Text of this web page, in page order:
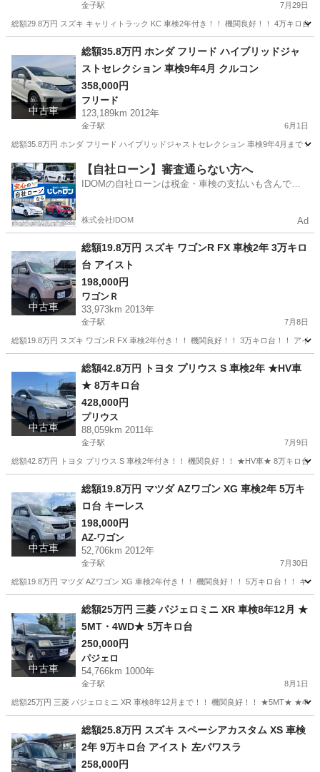
金子駅 7月29日
総額29.8万円 スズキ キャリィトラック KC 車検2年付き！！ 機関良好！！ 4万キロ
金子駅 キャリイ 車両
中古車
総額35.8万円 ホンダ フリード ハイブリッドジャ
ストセレクション 車検9年4月 クルコン
358,000円
フリード
123,189km 2012年
金子駅 6月1日
総額35.8万円 ホンダ フリード ハイブリッドジャストセレクション 車検9年4月まで
埼玉 入間市 金子駅 フリード 車両
【自社ローン】審査通らない方へ
IDOMの自社ローンは税金・車検の支払いも含んでい
株式会社IDOM Ad
中古車
総額19.8万円 スズキ ワゴンR FX 車検2年 3万キロ
台 アイスト
198,000円
ワゴンＲ
33,973km 2013年
金子駅 7月8日
総額19.8万円 スズキ ワゴンR FX 車検2年付き！！ 機関良好！！ 3万キロ台！！ アイ
金子駅 ワゴンＲ ワゴンR
中古車
総額42.8万円 トヨタ プリウス S 車検2年 ★HV車
★ 8万キロ台
428,000円
プリウス
88,059km 2011年
金子駅 7月9日
総額42.8万円 トヨタ プリウス S 車検2年付き！！ 機関良好！！ ★HV車★ 8万キロ台
金子駅 プリウス
中古車
総額19.8万円 マツダ AZワゴン XG 車検2年 5万キ
ロ台 キーレス
198,000円
AZ-ワゴン
52,706km 2012年
金子駅 7月30日
総額19.8万円 マツダ AZワゴン XG 車検2年付き！！ 機関良好！！ 5万キロ台！！ キ
金子駅 AZ-ワゴン
中古車
総額25万円 三菱 パジェロミニ XR 車検8年12月 ★
5MT・4WD★ 5万キロ台
250,000円
パジェロ
54,766km 1000年
金子駅 8月1日
総額25万円 三菱 パジェロミニ XR 車検8年12月まで！！ 機関良好！！ ★5MT★
金子駅 パジェロ 車両
総額25.8万円 スズキ スペーシアカスタム XS 車検
2年 9万キロ台 アイスト 左パワスラ
258,000円